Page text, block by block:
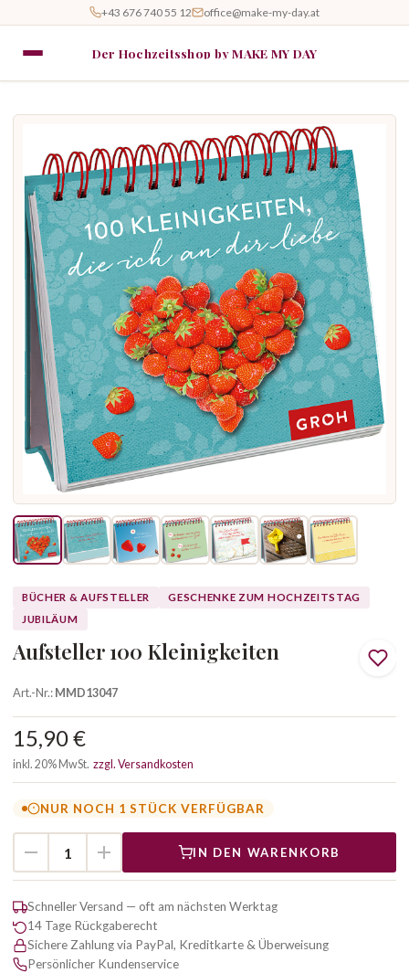
+43 676 740 55 12 office@make-my-day.at
Der Hochzeitsshop by MAKE MY DAY
BÜCHER & AUFSTELLER
GESCHENKE ZUM HOCHZEITSTAG
JUBILÄUM
Aufsteller 100 Kleinigkeiten
Art.-Nr.:MMD13047
15,90 €
inkl. 20% MwSt. zzgl. Versandkosten
NUR NOCH 1 STÜCK VERFÜGBAR
IN DEN WARENKORB
Schneller Versand — oft am nächsten Werktag
14 Tage Rückgaberecht
Sichere Zahlung via PayPal, Kreditkarte & Überweisung
Persönlicher Kundenservice